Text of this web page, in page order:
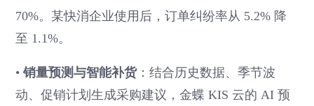
70%。某快消企业使用后，订单纠纷率从 5.2% 降
至 1.1%。
•销量预测与智能补货：结合历史数据、季节波
动、促销计划生成采购建议，金蝶 KIS 云的 AI 预